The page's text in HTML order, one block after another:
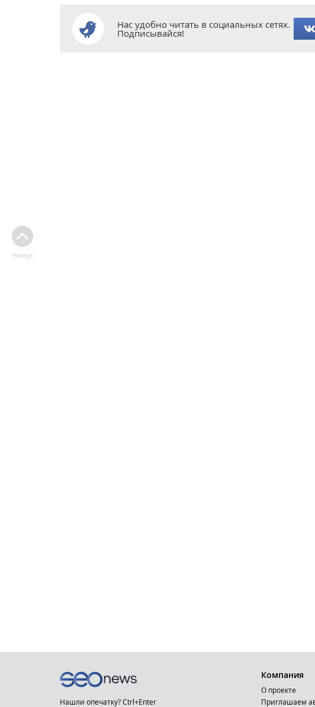
Нас удобно читать в социальных сетях.
Подписывайся!
Наверх
Нашли опечатку? Ctrl+Enter
Компания
О проекте
Приглашаем